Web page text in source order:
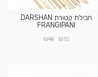
חבילת קטורת DARSHAN
FRANGIPANI
₪10
₪15